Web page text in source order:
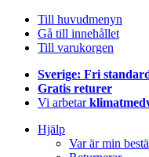
Till huvudmenyn
Gå till innehållet
Till varukorgen
Sverige: Fri
Gratis returer
Vi arbetar
Hjälp
Var är min